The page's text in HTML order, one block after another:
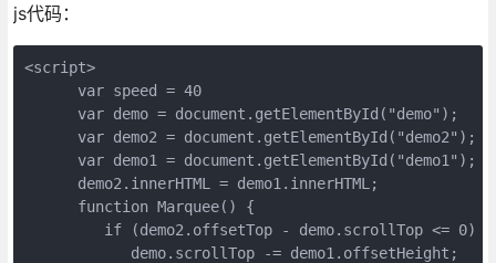
js代码：
<script>
      var speed = 40
      var demo = document.getElementById("demo");
      var demo2 = document.getElementById("demo2");
      var demo1 = document.getElementById("demo1");
      demo2.innerHTML = demo1.innerHTML;
      function Marquee() {
         if (demo2.offsetTop - demo.scrollTop <= 0) {
            demo.scrollTop -= demo1.offsetHeight;